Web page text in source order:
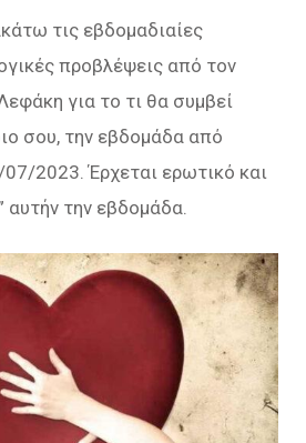
τις εβδομαδιαίες
προβλέψεις από τον
για το τι θα συμβεί
σου, την εβδομάδα από
2023. Έρχεται ερωτικό και
αυτήν την εβδομάδα.